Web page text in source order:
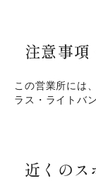
注意事項
この営業所には
ラス・ライトバ
近くのス